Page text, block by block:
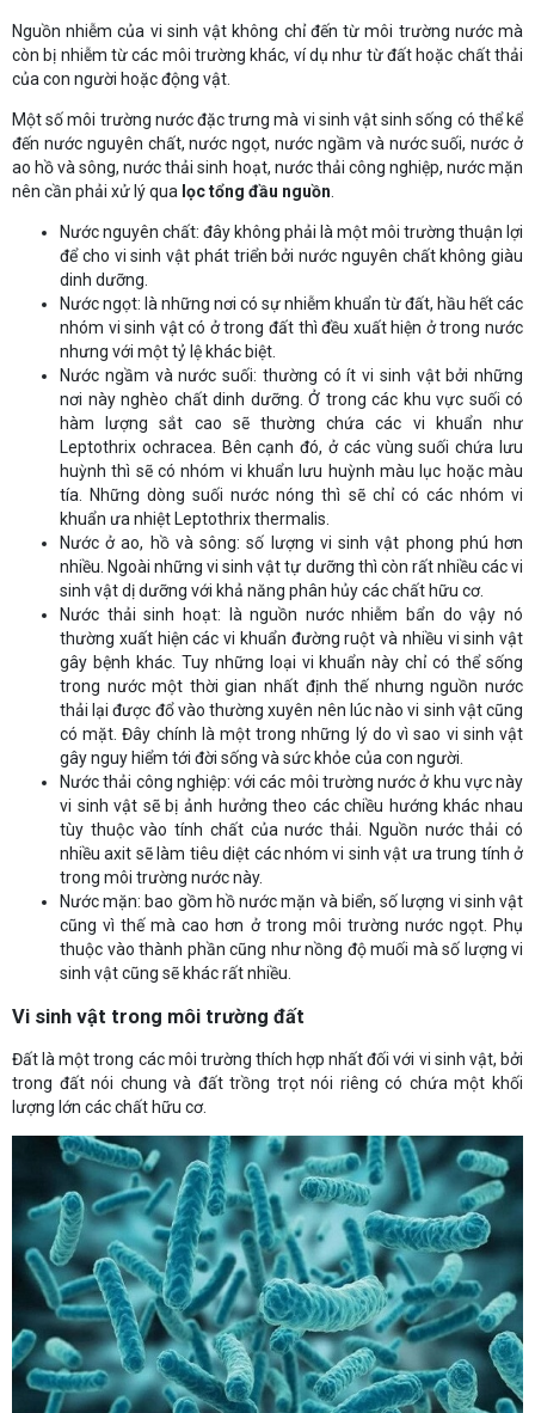
Nguồn nhiễm của vi sinh vật không chỉ đến từ môi trường nước mà
còn bị nhiễm từ các môi trường khác, ví dụ như từ đất hoặc chất thải
của con người hoặc động vật.
Một số môi trường nước đặc trưng mà vi sinh vật sinh sống có thể kể
đến nước nguyên chất, nước ngọt, nước ngầm và nước suối, nước ở
ao hồ và sông, nước thải sinh hoạt, nước thải công nghiệp, nước mặn
nên cần phải xử lý qua lọc tổng đầu nguồn.
Nước nguyên chất: đây không phải là một môi trường thuận lợi
để cho vi sinh vật phát triển bởi nước nguyên chất không giàu
dinh dưỡng.
Nước ngọt: là những nơi có sự nhiễm khuẩn từ đất, hầu hết các
nhóm vi sinh vật có ở trong đất thì đều xuất hiện ở trong nước
nhưng với một tỷ lệ khác biệt.
Nước ngầm và nước suối: thường có ít vi sinh vật bởi những
nơi này nghèo chất dinh dưỡng. Ở trong các khu vực suối có
hàm lượng sắt cao sẽ thường chứa các vi khuẩn như
Leptothrix ochracea. Bên cạnh đó, ở các vùng suối chứa lưu
huỳnh thì sẽ có nhóm vi khuẩn lưu huỳnh màu lục hoặc màu
tía. Những dòng suối nước nóng thì sẽ chỉ có các nhóm vi
khuẩn ưa nhiệt Leptothrix thermalis.
Nước ở ao, hồ và sông: số lượng vi sinh vật phong phú hơn
nhiều. Ngoài những vi sinh vật tự dưỡng thì còn rất nhiều các vi
sinh vật dị dưỡng với khả năng phân hủy các chất hữu cơ.
Nước thải sinh hoạt: là nguồn nước nhiễm bẩn do vậy nó
thường xuất hiện các vi khuẩn đường ruột và nhiều vi sinh vật
gây bệnh khác. Tuy những loại vi khuẩn này chỉ có thể sống
trong nước một thời gian nhất định thế nhưng nguồn nước
thải lại được đổ vào thường xuyên nên lúc nào vi sinh vật cũng
có mặt. Đây chính là một trong những lý do vì sao vi sinh vật
gây nguy hiểm tới đời sống và sức khỏe của con người.
Nước thải công nghiệp: với các môi trường nước ở khu vực này
vi sinh vật sẽ bị ảnh hưởng theo các chiều hướng khác nhau
tùy thuộc vào tính chất của nước thải. Nguồn nước thải có
nhiều axit sẽ làm tiêu diệt các nhóm vi sinh vật ưa trung tính ở
trong môi trường nước này.
Nước mặn: bao gồm hồ nước mặn và biển, số lượng vi sinh vật
cũng vì thế mà cao hơn ở trong môi trường nước ngọt. Phụ
thuộc vào thành phần cũng như nồng độ muối mà số lượng vi
sinh vật cũng sẽ khác rất nhiều.
Vi sinh vật trong môi trường đất
Đất là một trong các môi trường thích hợp nhất đối với vi sinh vật, bởi
trong đất nói chung và đất trồng trọt nói riêng có chứa một khối
lượng lớn các chất hữu cơ.